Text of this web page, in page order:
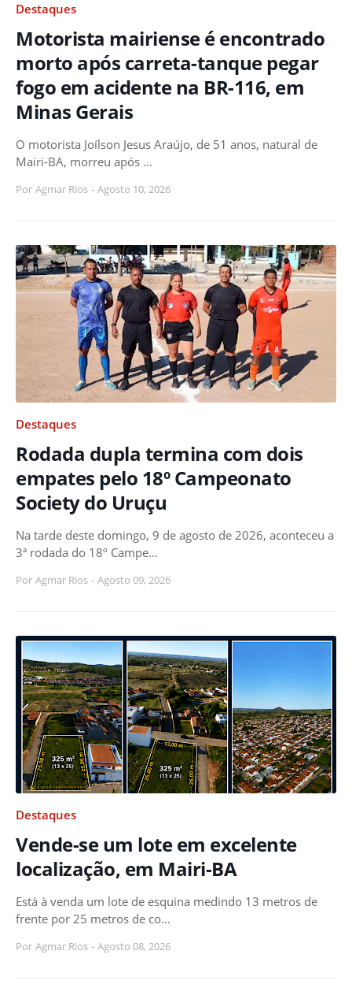
Destaques
Motorista mairiense é encontrado
morto após carreta-tanque pegar
fogo em acidente na BR-116, em
Minas Gerais
O motorista Joílson Jesus Araújo, de 51 anos, natural de
Mairi-BA, morreu após …
Por Agmar Rios - Agosto 10, 2026
Destaques
Rodada dupla termina com dois
empates pelo 18º Campeonato
Society do Uruçu
Na tarde deste domingo, 9 de agosto de 2026, aconteceu a
3ª rodada do 18º Campe…
Por Agmar Rios - Agosto 09, 2026
Destaques
Vende-se um lote em excelente
localização, em Mairi-BA
Está à venda um lote de esquina medindo 13 metros de
frente por 25 metros de co…
Por Agmar Rios - Agosto 08, 2026